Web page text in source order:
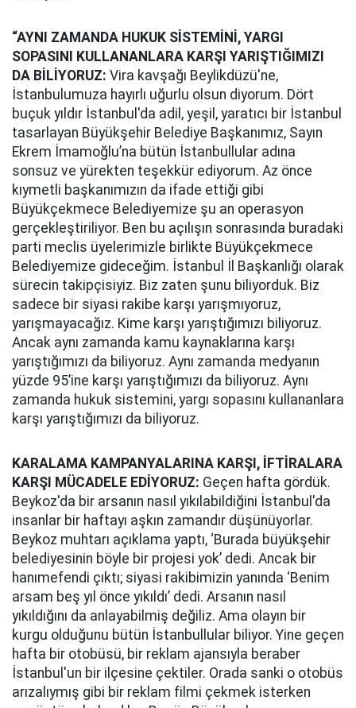
“AYNI ZAMANDA HUKUK SİSTEMİNİ, YARGI
SOPASINI KULLANANLARA KARŞI YARIŞTIĞIMIZI
DA BİLİYORUZ: Vira kavşağı Beylikdüzü'ne,
İstanbulumuza hayırlı uğurlu olsun diyorum. Dört
buçuk yıldır İstanbul'da adil, yeşil, yaratıcı bir İstanbul
tasarlayan Büyükşehir Belediye Başkanımız, Sayın
Ekrem İmamoğlu’na bütün İstanbullular adına
sonsuz ve yürekten teşekkür ediyorum. Az önce
kıymetli başkanımızın da ifade ettiği gibi
Büyükçekmece Belediyemize şu an operasyon
gerçekleştiriliyor. Ben bu açılışın sonrasında buradaki
parti meclis üyelerimizle birlikte Büyükçekmece
Belediyemize gideceğim. İstanbul İl Başkanlığı olarak
sürecin takipçisiyiz. Biz zaten şunu biliyorduk. Biz
sadece bir siyasi rakibe karşı yarışmıyoruz,
yarışmayacağız. Kime karşı yarıştığımızı biliyoruz.
Ancak aynı zamanda kamu kaynaklarına karşı
yarıştığımızı da biliyoruz. Aynı zamanda medyanın
yüzde 95’ine karşı yarıştığımızı da biliyoruz. Aynı
zamanda hukuk sistemini, yargı sopasını kullananlara
karşı yarıştığımızı da biliyoruz.
KARALAMA KAMPANYALARINA KARŞI, İFTİRALARA
KARŞI MÜCADELE EDİYORUZ: Geçen hafta gördük.
Beykoz'da bir arsanın nasıl yıkılabildiğini İstanbul'da
insanlar bir haftayı aşkın zamandır düşünüyorlar.
Beykoz muhtarı açıklama yaptı, ‘Burada büyükşehir
belediyesinin böyle bir projesi yok’ dedi. Ancak bir
hanımefendi çıktı; siyasi rakibimizin yanında ‘Benim
arsam beş yıl önce yıkıldı’ dedi. Arsanın nasıl
yıkıldığını da anlayabilmiş değiliz. Ama olayın bir
kurgu olduğunu bütün İstanbullular biliyor. Yine geçen
hafta bir otobüsü, bir reklam ajansıyla beraber
İstanbul'un bir ilçesine çektiler. Orada sanki o otobüs
arızalıymış gibi bir reklam filmi çekmek isterken